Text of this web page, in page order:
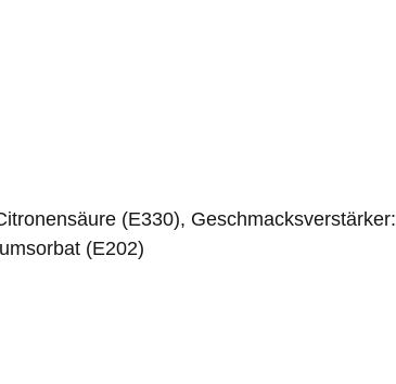
(E330), Geschmacksverstärker:
(E202)